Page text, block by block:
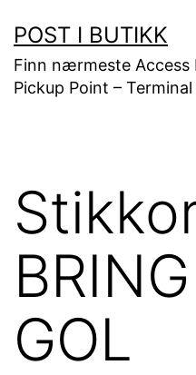
til
innhold
POST I BUTIKK
Finn nærmeste Access
Pickup Point – Terminal
GOL